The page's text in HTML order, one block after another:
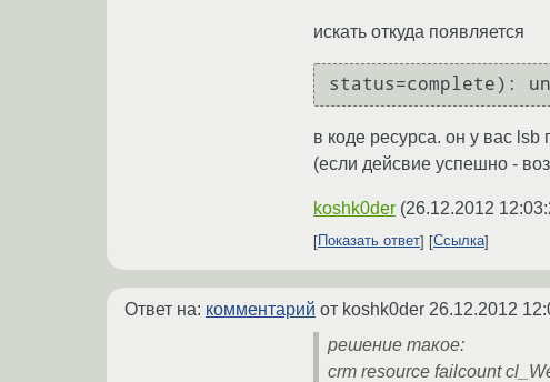
искать откуда появляется
в коде ресурса. он у вас
(если дейсвие успешно -
koshk0der (26.12.2012
Показать ответ Ссылка
Ответ на: комментарий от koshk0der 26.12.2012
решение такое:
crm resource failcount